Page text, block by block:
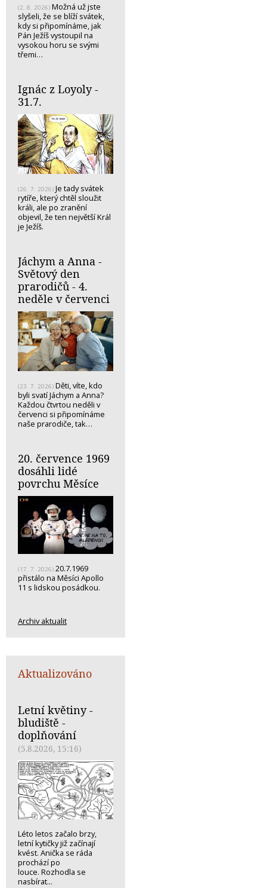
(2. 8. 2026) Možná už jste
slyšeli, že se blíží svátek,
kdy si připomínáme, jak
Pán Ježíš vystoupil na
vysokou horu se svými
třemi…
Ignác z Loyoly -
31.7.
(26. 7. 2026) Je tady svátek
rytíře, který chtěl sloužit
králi, ale po zranění
objevil, že ten největší Král
je Ježíš.
Jáchym a Anna -
Světový den
prarodičů - 4.
neděle v červenci
(23. 7. 2026) Děti, víte, kdo
byli svatí Jáchym a Anna?
Každou čtvrtou neděli v
červenci si připomínáme
naše prarodiče, tak…
20. července 1969
dosáhli lidé
povrchu Měsíce
(17. 7. 2026) 20.7.1969
přistálo na Měsíci Apollo
11 s lidskou posádkou.
Archiv aktualit
Aktualizováno
Letní květiny -
bludiště -
doplňování
(5.8.2026, 15:16)
Léto letos začalo brzy,
letní kytičky již začínají
kvést. Anička se ráda
prochází po
louce. Rozhodla se
nasbírat...